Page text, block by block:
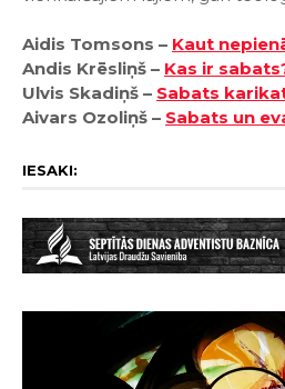
Aidis Tomsons – Kaut
Andis Krēsliņš – Kas ir
Ulvis Skadiņš – Sabats
Aivars Ozoliņš – Sabats un
IESAKI: